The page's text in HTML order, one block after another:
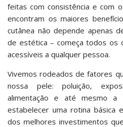
feitas com consistência e com
encontram os maiores
cutânea não depende apenas
de estética – começa todos os
acessíveis a qualquer pessoa.
Vivemos rodeados de fatores
nossa pele: poluição,
alimentação e até mesmo
estabelecer uma rotina básica
dos melhores investimentos